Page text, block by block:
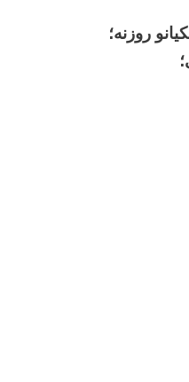
روزنه؛